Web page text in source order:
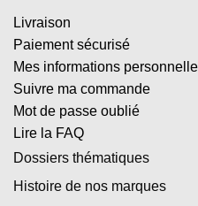
Livraison
Paiement sécurisé
Mes informations
Suivre ma commande
Mot de passe oublié
Lire la FAQ
Dossiers thématiques
Histoire de nos marques